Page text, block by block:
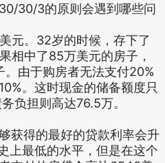
30/3的原则会遇到哪些问
元。32岁的时候，存下了
相中了85万美元的房子，
由于购房者无法支付20%
。这时现金的储备额度只
负担则高达76.5万。
获得的最好的贷款利率会升
上最低的水平，但是在这个